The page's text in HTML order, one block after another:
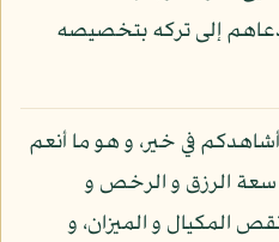
إلى تركه بتخصيصه
في خير، و هو ما أنعم
سعة الرزق و الرخص و
المكيال و الميزان، و